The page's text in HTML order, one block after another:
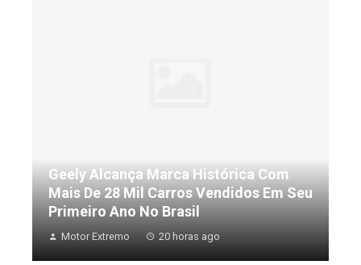
Geely Alcança Marca Histórica Com
Mais De 28 Mil Carros Vendidos Em Seu
Primeiro Ano No Brasil
Motor Extremo 20 horas ago